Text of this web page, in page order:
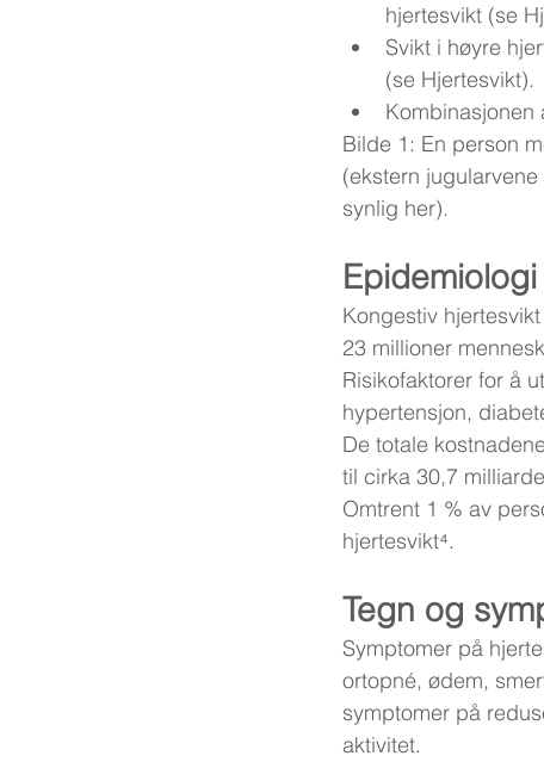
hjertesvikt (se
Svikt i høyre
(se Hjertesvikt).
Kombinasjonen
Bilde 1: En person
(ekstern
synlig her).
Epidemiologi
Kongestiv
23 millioner
Risikofaktorer for å
hypertensjon,
De totale
til cirka 30,7
Omtrent 1 % av
hjertesvikt⁴.
Tegn og
Symptomer på
ortopné, ødem,
symptomer på
aktivitet.